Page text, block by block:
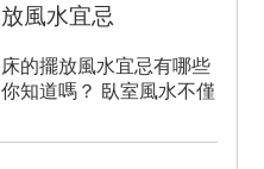
放風水宜忌
床的擺放風水宜忌有哪些
你知道嗎？ 臥室風水不僅
的，更是會影...